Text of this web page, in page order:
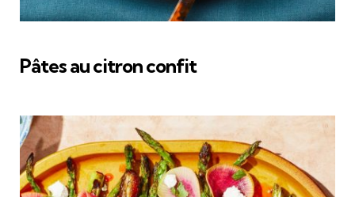
Pâtes au citron confit